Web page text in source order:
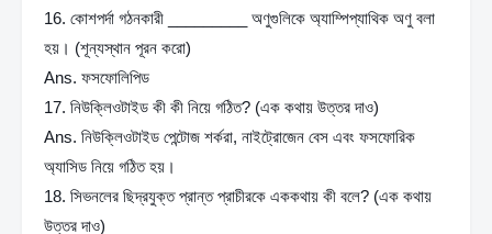
16. কোশপর্দা গঠনকারী _________ অণুগুলিকে অ্যাম্পিপ্যাথিক অণু বলা
হয়। (শূন্যস্থান পূরন করো)
Ans. ফসফোলিপিড
17. নিউক্লিওটাইড কী কী নিয়ে গঠিত? (এক কথায় উত্তর দাও)
Ans. নিউক্লিওটাইড পেন্টোজ শর্করা, নাইট্রোজেন বেস এবং ফসফোরিক
অ্যাসিড নিয়ে গঠিত হয়।
18. সিভনলের ছিদ্রযুক্ত প্রান্ত প্রাচীরকে এককথায় কী বলে? (এক কথায়
উত্তর দাও)